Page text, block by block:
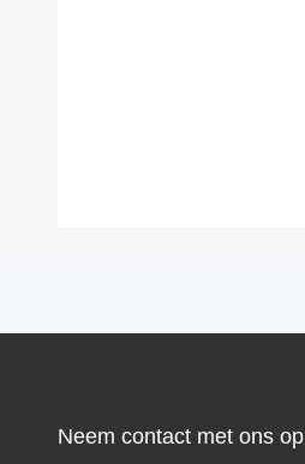
Neem contact met ons op